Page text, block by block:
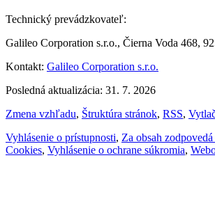
Technický prevádzkovateľ:
Galileo Corporation s.r.o., Čierna Voda 468,
Kontakt: Galileo Corporation s.r.o.
Posledná aktualizácia: 31. 7. 2026
Zmena vzhľadu, Štruktúra stránok, RSS,
Vyhlásenie o prístupnosti, Za obsah
Cookies, Vyhlásenie o ochrane súkromia,